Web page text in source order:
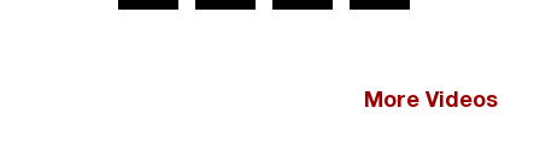
More Videos